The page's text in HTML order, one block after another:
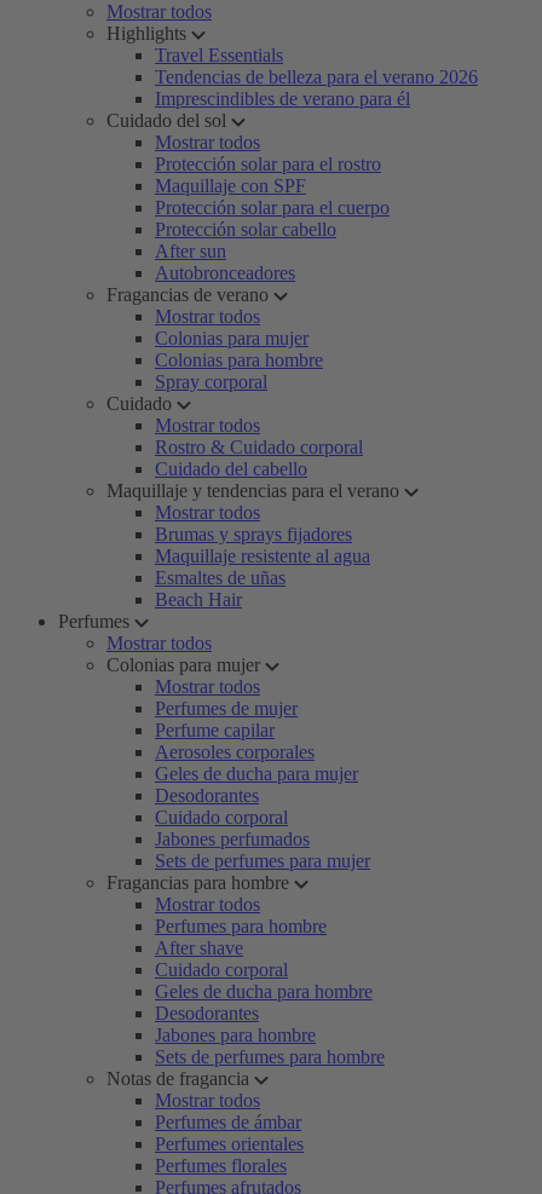
Mostrar todos
Highlights
Travel Essentials
Tendencias de belleza para el verano 2026
Imprescindibles de verano para él
Cuidado del sol
Mostrar todos
Protección solar para el rostro
Maquillaje con SPF
Protección solar para el cuerpo
Protección solar cabello
After sun
Autobronceadores
Fragancias de verano
Mostrar todos
Colonias para mujer
Colonias para hombre
Spray corporal
Cuidado
Mostrar todos
Rostro & Cuidado corporal
Cuidado del cabello
Maquillaje y tendencias para el verano
Mostrar todos
Brumas y sprays fijadores
Maquillaje resistente al agua
Esmaltes de uñas
Beach Hair
Perfumes
Mostrar todos
Colonias para mujer
Mostrar todos
Perfumes de mujer
Perfume capilar
Aerosoles corporales
Geles de ducha para mujer
Desodorantes
Cuidado corporal
Jabones perfumados
Sets de perfumes para mujer
Fragancias para hombre
Mostrar todos
Perfumes para hombre
After shave
Cuidado corporal
Geles de ducha para hombre
Desodorantes
Jabones para hombre
Sets de perfumes para hombre
Notas de fragancia
Mostrar todos
Perfumes de ámbar
Perfumes orientales
Perfumes florales
Perfumes afrutados